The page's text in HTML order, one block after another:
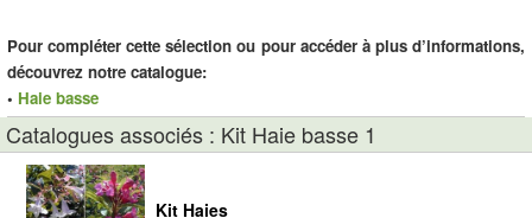
Pour compléter cette sélection ou pour accéder à plus d’informations,
découvrez notre catalogue:
• Haie basse
Catalogues associés : Kit Haie basse 1
Kit Haies